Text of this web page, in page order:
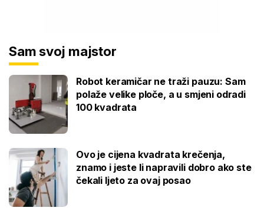
Sam svoj majstor
Robot keramičar ne traži pauzu: Sam
polaže velike ploče, a u smjeni odradi
100 kvadrata
Ovo je cijena kvadrata krečenja,
znamo i jeste li napravili dobro ako ste
čekali ljeto za ovaj posao